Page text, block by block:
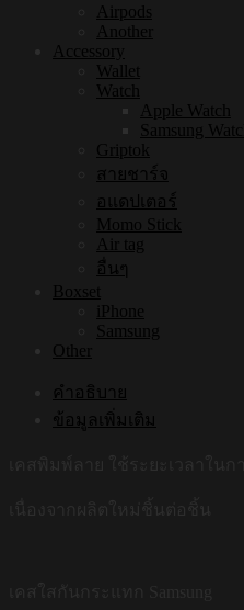
Airpods
Another
Accessory
Wallet
Watch
Apple Watch
Samsung Watch
Griptok
สายชาร์จ
อแดปเตอร์
Momo Stick
Air tag
อื่นๆ
Boxset
iPhone
Samsung
Other
คำอธิบาย
ข้อมูลเพิ่มเติม